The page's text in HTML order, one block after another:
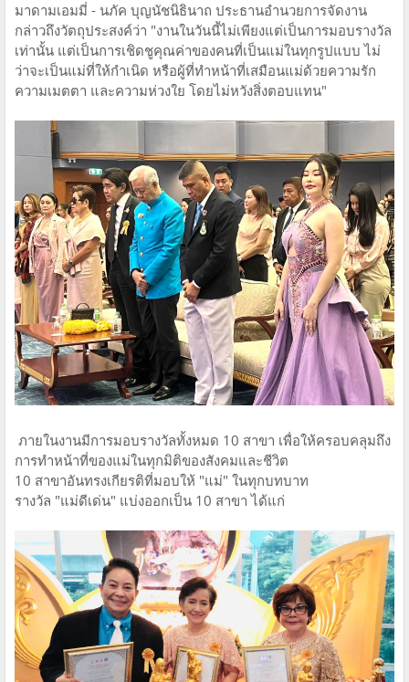
มาดามเอมมี่ - นภัค บุญนัชนิธินาถ ประธานอำนวยการจัดงาน
กล่าวถึงวัตถุประสงค์ว่า "งานในวันนี้ไม่เพียงแต่เป็นการมอบรางวัล
เท่านั้น แต่เป็นการเชิดชูคุณค่าของคนที่เป็นแม่ในทุกรูปแบบ ไม่
ว่าจะเป็นแม่ที่ให้กำเนิด หรือผู้ที่ทำหน้าที่เสมือนแม่ด้วยความรัก
ความเมตตา และความห่วงใย โดยไม่หวังสิ่งตอบแทน"
ภายในงานมีการมอบรางวัลทั้งหมด 10 สาขา เพื่อให้ครอบคลุมถึง
การทำหน้าที่ของแม่ในทุกมิติของสังคมและชีวิต
10 สาขาอันทรงเกียรติที่มอบให้ "แม่" ในทุกบทบาท
รางวัล "แม่ดีเด่น" แบ่งออกเป็น 10 สาขา ได้แก่